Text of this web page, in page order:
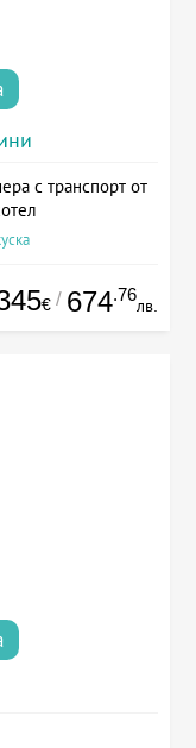
с транспорт от
€ / 674.76
лв.